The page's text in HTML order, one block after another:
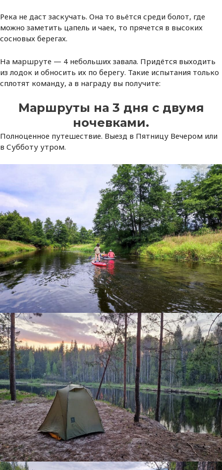
Река не даст заскучать. Она то вьётся среди болот, где
можно заметить цапель и чаек, то прячется в высоких
сосновых берегах.
На маршруте — 4 небольших завала. Придётся выходить
из лодок и обносить их по берегу. Такие испытания только
сплотят команду, а в награду вы получите:
Маршруты на 3 дня с двумя
ночевками.
Полноценное путешествие. Выезд в Пятницу Вечером или
в Субботу утром.